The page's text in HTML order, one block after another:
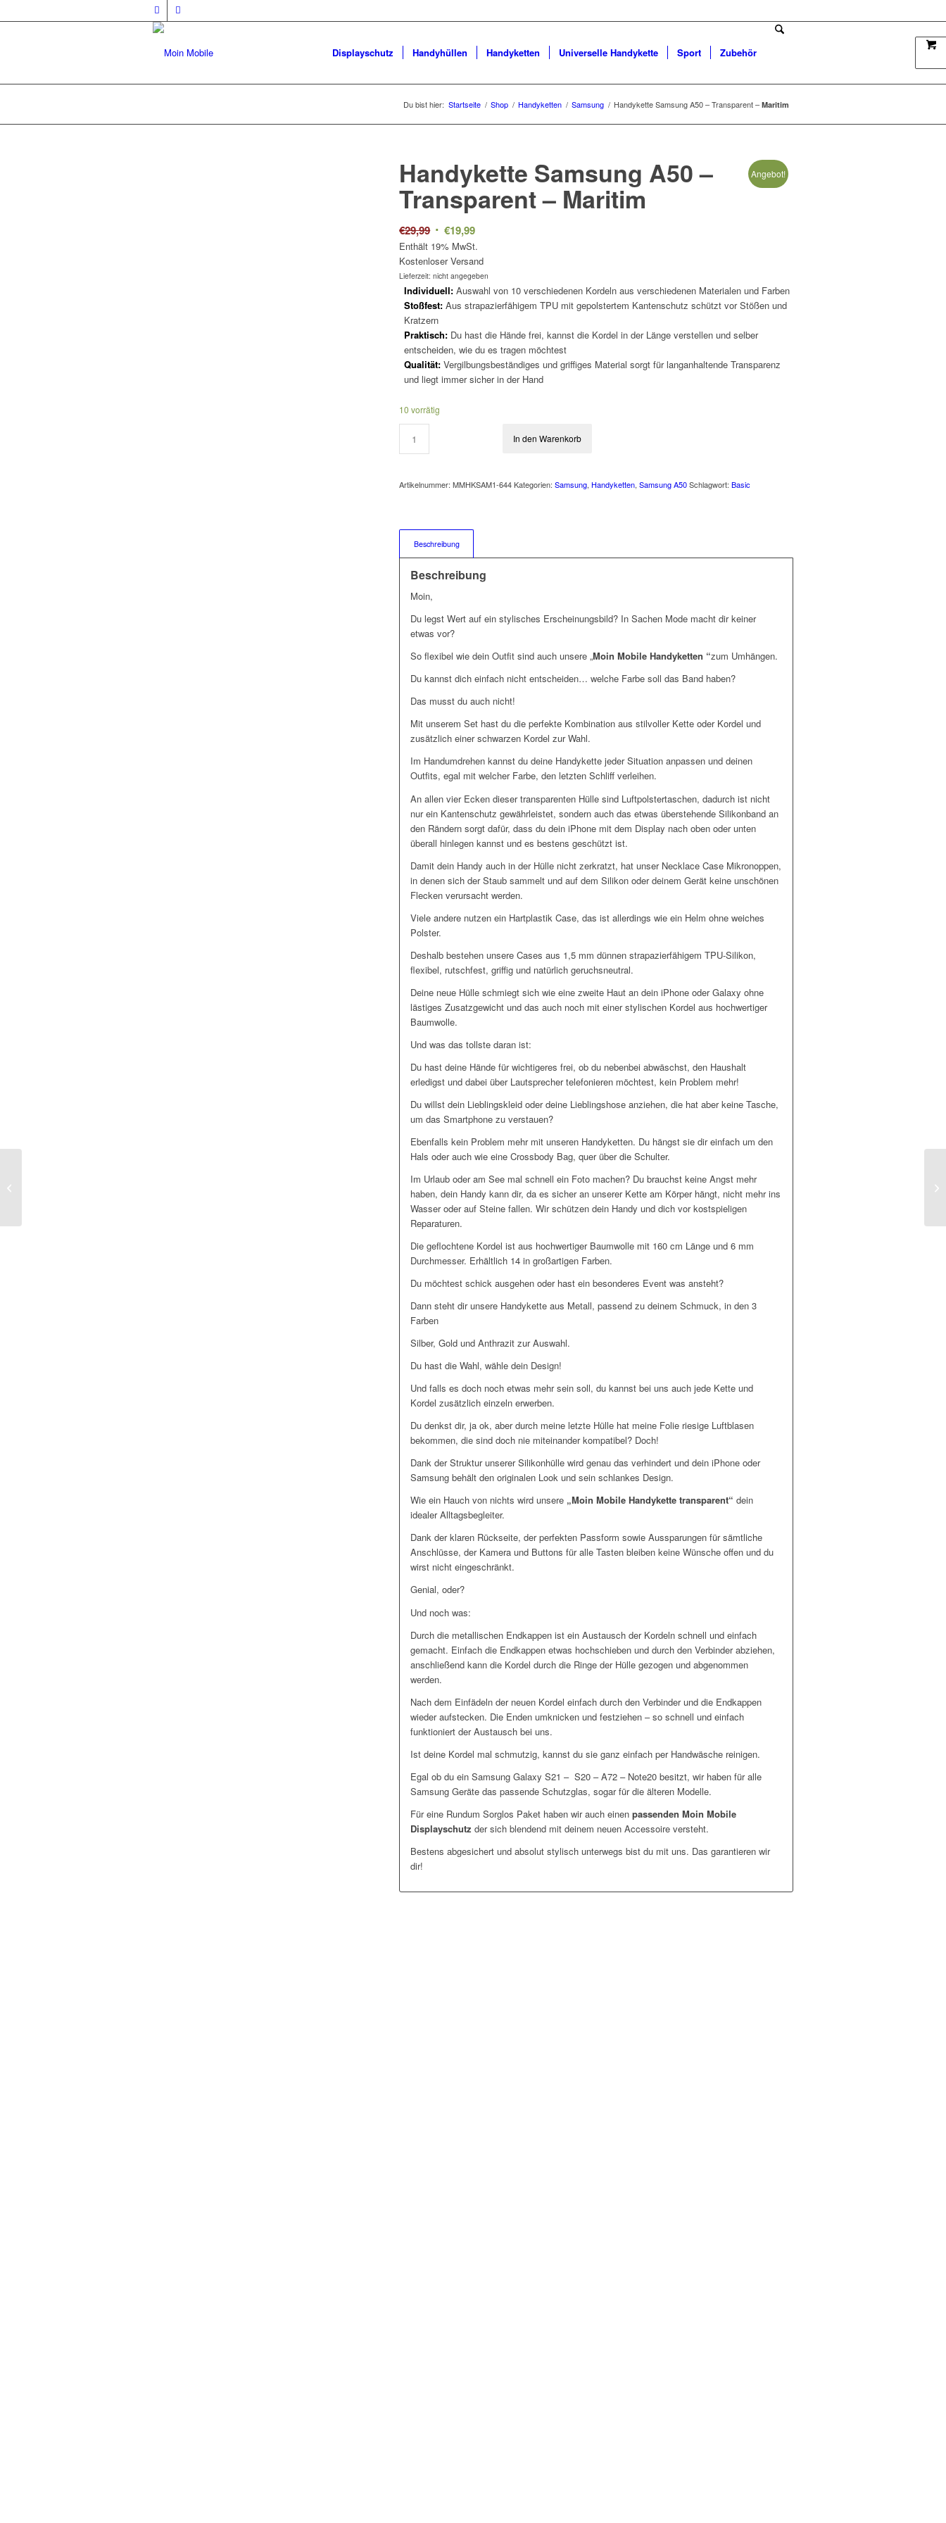
Displayschutz Handyhüllen Handyketten Universelle Handykette Sport Zubehör
Du bist hier: Startseite / Shop / Handyketten / Samsung / Handykette Samsung A50 – Transparent – Maritim
Angebot!
Handykette Samsung A50 –
Transparent – Maritim
€29,99 Ursprünglicher
Preis
war:
€29,99
€19,99Aktueller
Preis
ist:
€19,99.
Enthält 19% MwSt.
Kostenloser Versand
Lieferzeit: nicht angegeben
Individuell: Auswahl von 10 verschiedenen Kordeln aus verschiedenen Materialen und Farben
Stoßfest: Aus strapazierfähigem TPU mit gepolstertem Kantenschutz schützt vor Stößen und
Kratzern
Praktisch: Du hast die Hände frei, kannst die Kordel in der Länge verstellen und selber
entscheiden, wie du es tragen möchtest
Qualität: Vergilbungsbeständiges und griffiges Material sorgt für langanhaltende Transparenz
und liegt immer sicher in der Hand
10 vorrätig
In den Warenkorb
Artikelnummer:MMHKSAM1-644 Kategorien:Samsung, Handyketten,Samsung A50 Schlagwort:Basic
Beschreibung
Beschreibung
Moin,
Du legst Wert auf ein stylisches Erscheinungsbild? In Sachen Mode macht dir keiner
etwas vor?
So flexibel wie dein Outfit sind auch unsere „Moin Mobile Handyketten “zum Umhängen.
Du kannst dich einfach nicht entscheiden… welche Farbe soll das Band haben?
Das musst du auch nicht!
Mit unserem Set hast du die perfekte Kombination aus stilvoller Kette oder Kordel und
zusätzlich einer schwarzen Kordel zur Wahl.
Im Handumdrehen kannst du deine Handykette jeder Situation anpassen und deinen
Outfits, egal mit welcher Farbe, den letzten Schliff verleihen.
An allen vier Ecken dieser transparenten Hülle sind Luftpolstertaschen, dadurch ist nicht
nur ein Kantenschutz gewährleistet, sondern auch das etwas überstehende Silikonband an
den Rändern sorgt dafür, dass du dein iPhone mit dem Display nach oben oder unten
überall hinlegen kannst und es bestens geschützt ist.
Damit dein Handy auch in der Hülle nicht zerkratzt, hat unser Necklace Case Mikronoppen,
in denen sich der Staub sammelt und auf dem Silikon oder deinem Gerät keine unschönen
Flecken verursacht werden.
Viele andere nutzen ein Hartplastik Case, das ist allerdings wie ein Helm ohne weiches
Polster.
Deshalb bestehen unsere Cases aus 1,5 mm dünnen strapazierfähigem TPU-Silikon,
flexibel, rutschfest, griffig und natürlich geruchsneutral.
Deine neue Hülle schmiegt sich wie eine zweite Haut an dein iPhone oder Galaxy ohne
lästiges Zusatzgewicht und das auch noch mit einer stylischen Kordel aus hochwertiger
Baumwolle.
Und was das tollste daran ist:
Du hast deine Hände für wichtigeres frei, ob du nebenbei abwäschst, den Haushalt
erledigst und dabei über Lautsprecher telefonieren möchtest, kein Problem mehr!
Du willst dein Lieblingskleid oder deine Lieblingshose anziehen, die hat aber keine Tasche,
um das Smartphone zu verstauen?
Ebenfalls kein Problem mehr mit unseren Handyketten. Du hängst sie dir einfach um den
Hals oder auch wie eine Crossbody Bag, quer über die Schulter.
Im Urlaub oder am See mal schnell ein Foto machen? Du brauchst keine Angst mehr
haben, dein Handy kann dir, da es sicher an unserer Kette am Körper hängt, nicht mehr ins
Wasser oder auf Steine fallen. Wir schützen dein Handy und dich vor kostspieligen
Reparaturen.
Die geflochtene Kordel ist aus hochwertiger Baumwolle mit 160 cm Länge und 6 mm
Durchmesser. Erhältlich 14 in großartigen Farben.
Du möchtest schick ausgehen oder hast ein besonderes Event was ansteht?
Dann steht dir unsere Handykette aus Metall, passend zu deinem Schmuck, in den 3
Farben
Silber, Gold und Anthrazit zur Auswahl.
Du hast die Wahl, wähle dein Design!
Und falls es doch noch etwas mehr sein soll, du kannst bei uns auch jede Kette und
Kordel zusätzlich einzeln erwerben.
Du denkst dir, ja ok, aber durch meine letzte Hülle hat meine Folie riesige Luftblasen
bekommen, die sind doch nie miteinander kompatibel? Doch!
Dank der Struktur unserer Silikonhülle wird genau das verhindert und dein iPhone oder
Samsung behält den originalen Look und sein schlankes Design.
Wie ein Hauch von nichts wird unsere „Moin Mobile Handykette transparent“dein
idealer Alltagsbegleiter.
Dank der klaren Rückseite, der perfekten Passform sowie Aussparungen für sämtliche
Anschlüsse, der Kamera und Buttons für alle Tasten bleiben keine Wünsche offen und du
wirst nicht eingeschränkt.
Genial, oder?
Und noch was:
Durch die metallischen Endkappen ist ein Austausch der Kordeln schnell und einfach
gemacht. Einfach die Endkappen etwas hochschieben und durch den Verbinder abziehen,
anschließend kann die Kordel durch die Ringe der Hülle gezogen und abgenommen
werden.
Nach dem Einfädeln der neuen Kordel einfach durch den Verbinder und die Endkappen
wieder aufstecken. Die Enden umknicken und festziehen – so schnell und einfach
funktioniert der Austausch bei uns.
Ist deine Kordel mal schmutzig, kannst du sie ganz einfach per Handwäsche reinigen.
Egal ob du ein Samsung Galaxy S21 – S20 – A72 – Note20 besitzt, wir haben für alle
Samsung Geräte das passende Schutzglas, sogar für die älteren Modelle.
Für eine Rundum Sorglos Paket haben wir auch einenpassenden Moin Mobile
Displayschutz der sich blendend mit deinem neuen Accessoire versteht.
Bestens abgesichert und absolut stylisch unterwegs bist du mit uns. Das garantieren wir
dir!